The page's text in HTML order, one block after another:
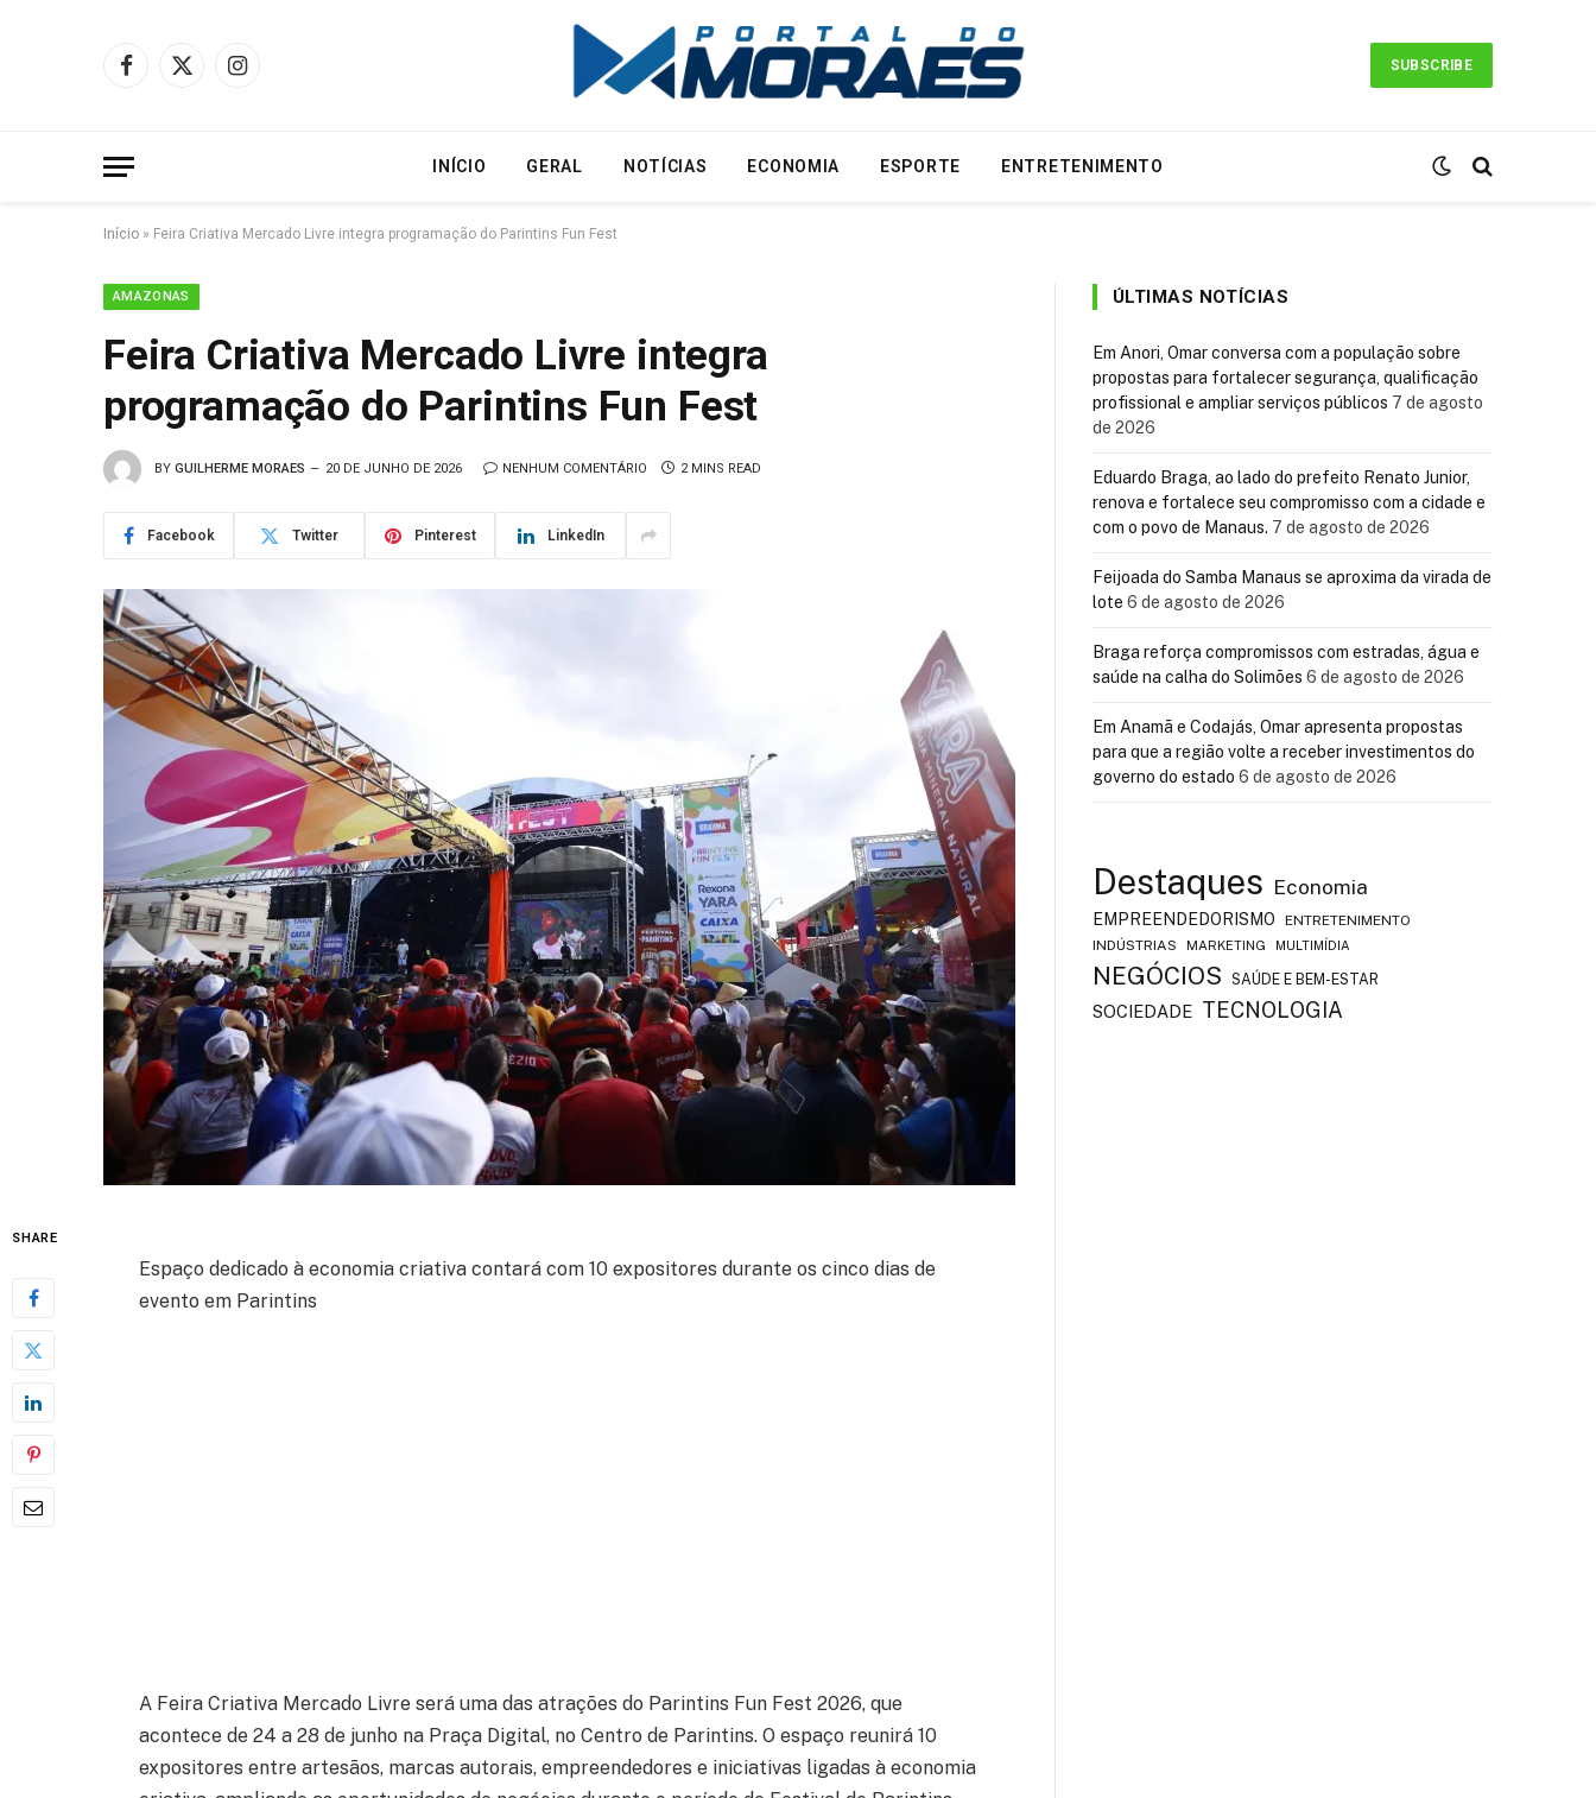
Facebook
X
Instagram
SUBSCRIBE
INÍCIO GERAL NOTÍCIAS ECONOMIA ESPORTE ENTRETENIMENTO
Início » Feira Criativa Mercado Livre integra programação do Parintins Fun Fest
AMAZONAS
Feira Criativa Mercado Livre integra
programação do Parintins Fun Fest
BY GUILHERME MORAES 20 DE JUNHO DE 2026 NENHUM COMENTÁRIO 2 MINS READ
Facebook Twitter Pinterest LinkedIn
SHARE
Espaço dedicado à economia criativa contará com 10 expositores durante os cinco dias de
evento em Parintins
A Feira Criativa Mercado Livre será uma das atrações do Parintins Fun Fest 2026, que
acontece de 24 a 28 de junho na Praça Digital, no Centro de Parintins. O espaço reunirá 10
expositores entre artesãos, marcas autorais, empreendedores e iniciativas ligadas à economia
ÚLTIMAS NOTÍCIAS
Em Anori, Omar conversa com a população sobre
propostas para fortalecer segurança, qualificação
profissional e ampliar serviços públicos 7 de agosto
de 2026
Eduardo Braga, ao lado do prefeito Renato Junior,
renova e fortalece seu compromisso com a cidade e
com o povo de Manaus. 7 de agosto de 2026
Feijoada do Samba Manaus se aproxima da virada de
lote 6 de agosto de 2026
Braga reforça compromissos com estradas, água e
saúde na calha do Solimões 6 de agosto de 2026
Em Anamã e Codajás, Omar apresenta propostas
para que a região volte a receber investimentos do
governo do estado 6 de agosto de 2026
Destaques Economia
EMPREENDEDORISMO
ENTRETENIMENTO
INDÚSTRIAS
MARKETING MULTIMÍDIA
NEGÓCIOS SAÚDE E BEM-ESTAR
SOCIEDADE TECNOLOGIA